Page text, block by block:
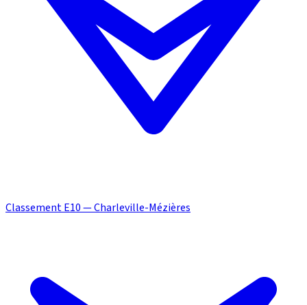
Classement E10 — Charleville-Mézières